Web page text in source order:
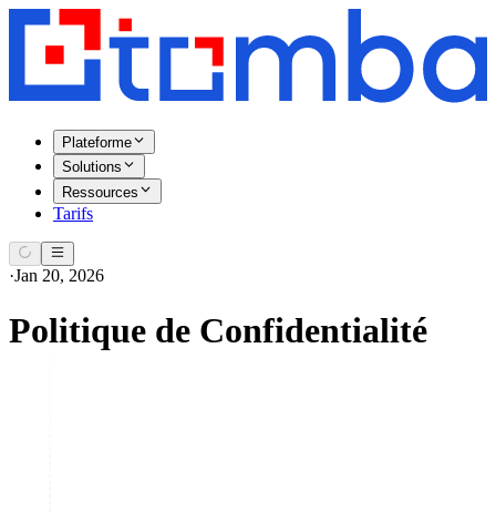
Plateforme
Solutions
Ressources
Tarifs
·Jan 20, 2026
Politique de Confidentialité